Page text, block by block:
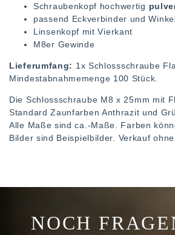
Schraubenkopf hochwertig
passend Eckverbinder und
Linsenkopf mit Vierkant
M8er Gewinde
Lieferumfang: 1x Schlossschraube
Mindestabnahmemenge 100 Stück.
Die Schlossschraube M8 x 25mm mit
Standard Zaunfarben Anthrazit und
Alle Maße sind ca.-Maße. Farben
Bilder sind Beispielbilder. Verkauf
NOCH